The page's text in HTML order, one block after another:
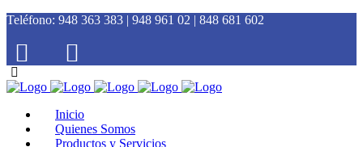
Teléfono: 948 363 383 | 948 961 02 | 848 681 602
Inicio
Quienes Somos
Productos y Servicios